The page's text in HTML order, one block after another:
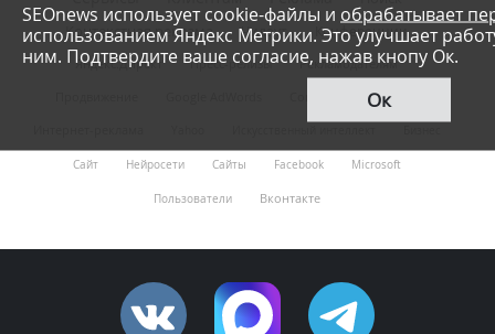
Контекстная реклама
Чилаут Конференции
Яндекс.Директ Пресс-релизы
Рекламодателям
Ссылки
Сайт Нейросети Сайты Facebook Microsoft
Пользователи Вконтакте
SEOnews использует cookie-файлы и обрабатывает
использованием Яндекс Метрики. Это улучшает
ним. Подтвердите ваше согласие, нажав кнопу Ок.
Ок